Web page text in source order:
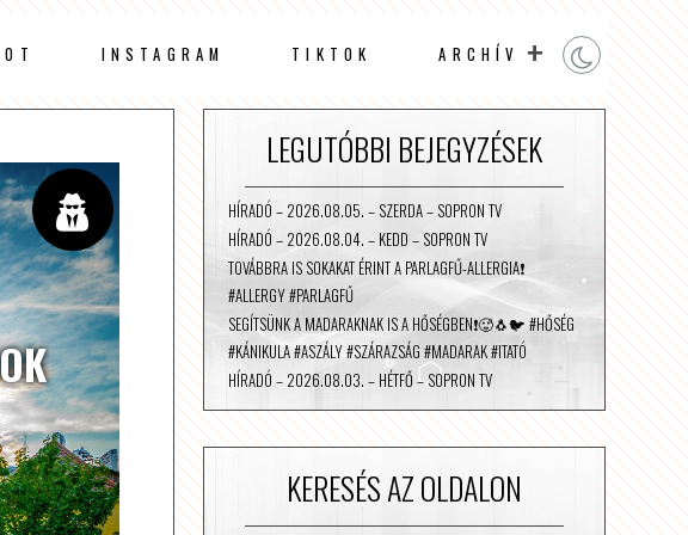
INSTAGRAM TIKTOK ARCHÍV
LEGUTÓBBI BEJEGYZÉSEK
HÍRADÓ – 2026.08.05. – SZERDA – SOPRON TV
HÍRADÓ – 2026.08.04. – KEDD – SOPRON TV
TOVÁBBRA IS SOKAKAT ÉRINT A PARLAGFŰ-ALLERGIA❗️
#ALLERGY #PARLAGFŰ
SEGÍTSÜNK A MADARAKNAK IS A HŐSÉGBEN❗️🥵🐧🐦 #HŐSÉG
#KÁNIKULA #ASZÁLY #SZÁRAZSÁG #MADARAK #ITATÓ
HÍRADÓ – 2026.08.03. – HÉTFŐ – SOPRON TV
KERESÉS AZ OLDALON